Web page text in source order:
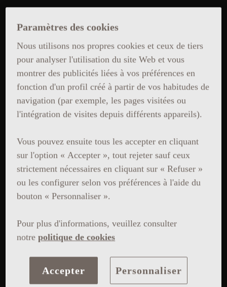
Paramètres des cookies
Nous utilisons nos propres cookies et ceux de tiers
pour analyser l'utilisation du site Web et vous
montrer des publicités liées à vos préférences en
fonction d'un profil créé à partir de vos habitudes de
navigation (par exemple, les pages visitées ou
l'intégration de visites depuis différents appareils).
Vous pouvez ensuite tous les accepter en cliquant
sur l'option « Accepter », tout rejeter sauf ceux
strictement nécessaires en cliquant sur « Refuser »
ou les configurer selon vos préférences à l'aide du
bouton « Personnaliser ».
Pour plus d'informations, veuillez consulter
notre politique de cookies
Accepter Personnaliser